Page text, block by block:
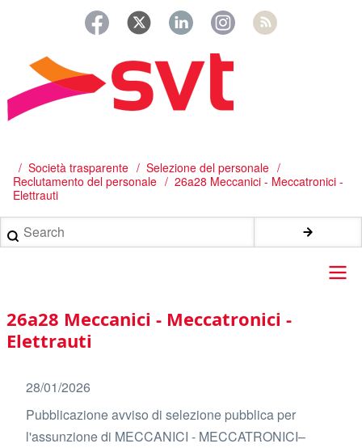
principale
Briciole
di
pane
/ Società trasparente
Selezione del personale
Reclutamento del personale
26a28 Meccanici - Meccatronici -
Elettrauti
Search
Main
navigation
26a28 Meccanici - Meccatronici -
Elettrauti
28/01/2026
Pubblicazione avviso di selezione pubblica per
l'assunzione di MECCANICI - MECCATRONICI–